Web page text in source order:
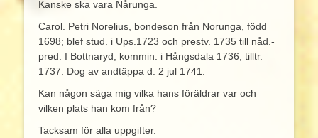
Kanske ska vara Nårunga.
Carol. Petri Norelius, bondeson från Norunga, född
1698; blef stud. i Ups.1723 och prestv. 1735 till nåd.-
pred. I Bottnaryd; kommin. i Hångsdala 1736; tilltr.
1737. Dog av andtäppa d. 2 jul 1741.
Kan någon säga mig vilka hans föräldrar var och
vilken plats han kom från?
Tacksam för alla uppgifter.